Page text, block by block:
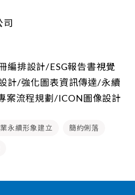
司
編排設計/ESG報告書視覺
計/強化圖表資訊傳達/永續
案流程規劃/ICON圖像設計
永續形象建立 簡約俐落